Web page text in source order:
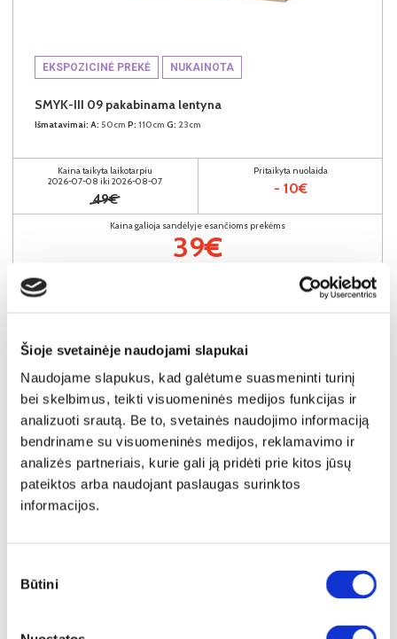
Šioje svetainėje naudojami slapukai
Naudojame slapukus, kad galėtume suasmeninti turinį
bei skelbimus, teikti visuomeninės medijos funkcijas ir
analizuoti srautą. Be to, svetainės naudojimo informaciją
bendriname su visuomeninės medijos, reklamavimo ir
analizės partneriais, kurie gali ją pridėti prie kitos jūsų
pateiktos arba naudojant paslaugas surinktos
informacijos.
pasirinkimas
Būtini
EKSPOZICINĖ PREKĖ NUKAINOTA
SMYK-III 09 pakabinama lentyna
Išmatavimai: A: 50cm P: 110cm G: 23cm
Kaina taikyta laikotarpiu
2026-07-08 iki 2026-08-07
49€
Pritaikyta nuolaida
- 10€
Kaina galioja sandėlyje esančioms prekėms
39€